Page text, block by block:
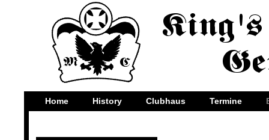
Home History Clubhaus Termine